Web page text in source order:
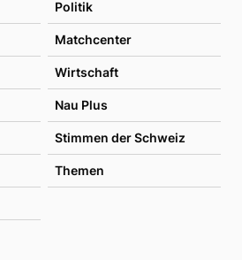
Politik
Matchcenter
Wirtschaft
Nau Plus
Stimmen der Schweiz
Themen